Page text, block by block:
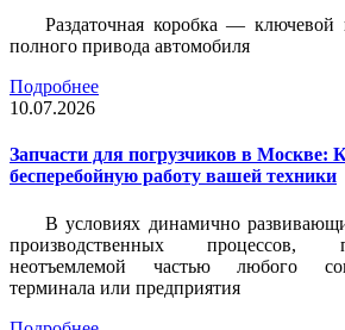
Раздаточная коробка — ключевой
полного привода автомобиля
Подробнее
10.07.2026
Запчасти для погрузчиков в Москве:
бесперебойную работу вашей техники
В условиях динамично
производственных процессов,
неотъемлемой частью любого
терминала или предприятия